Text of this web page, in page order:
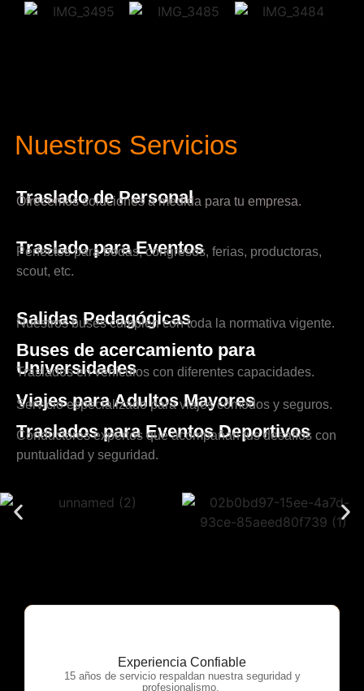
Nuestros Servicios
Traslado de Personal
Ofrecemos soluciones a medida para tu empresa.
Traslado para Eventos
Perfectos para bodas, congresos, ferias, productoras,
scout, etc.
Salidas Pedagógicas
Nuestros buses cumplen con toda la normativa vigente.
Buses de acercamiento para
Universidades
Traslados en vehículos con diferentes capacidades.
Viajes para Adultos Mayores
Servicio especializado para viajes cómodos y seguros.
Traslados para Eventos Deportivos
Conductores expertos que acompañan tus desafíos con
puntualidad y seguridad.
Experiencia Confiable
15 años de servicio respaldan nuestra seguridad y
profesionalismo.
OTP Servicios